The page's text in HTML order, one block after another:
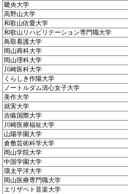
畿央大学
高野山大学
和歌山信愛大学
和歌山リハビリテーション専門職大学
鳥取看護大学
岡山商科大学
岡山理科大学
川崎医科大学
くらしき作陽大学
ノートルダム清心女子大学
美作大学
就実大学
吉備国際大学
川崎医療福祉大学
山陽学園大学
倉敷芸術科学大学
岡山学院大学
中国学園大学
環太平洋大学
岡山医療専門職大学
エリザベト音楽大学